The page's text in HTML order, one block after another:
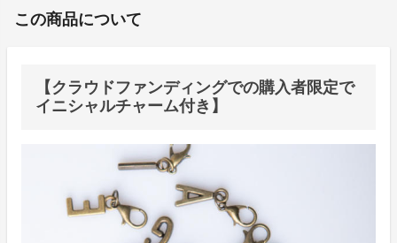
この商品について
【クラウドファンディングでの購入者限定で
イニシャルチャーム付き】